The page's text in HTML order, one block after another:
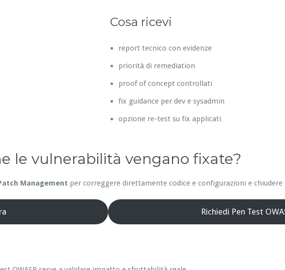
Cosa ricevi
report tecnico con evidenze
priorità di remediation
proof of concept controllati
fix guidance per dev e sysadmin
opzione re-test su fix applicati
le vulnerabilità vengano fixate?
Management per correggere direttamente codice e configurazioni e
Richiedi Pen Test